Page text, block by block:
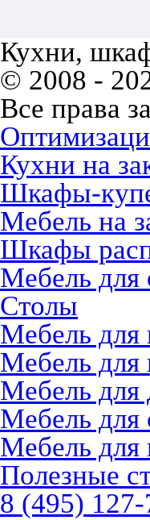
Кухни,
© 2008 -
Все права
Кухни на
Шкафы-
Мебель на
Шкафы
Мебель для
Столы
Мебель для
Мебель для
Мебель для
Мебель для
Мебель для
Полезные
8 (495)